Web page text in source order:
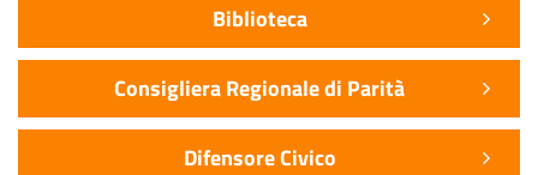
Biblioteca
Consigliera Regionale di Parità
Difensore Civico